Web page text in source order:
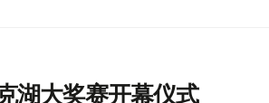
湖大奖赛开幕仪式